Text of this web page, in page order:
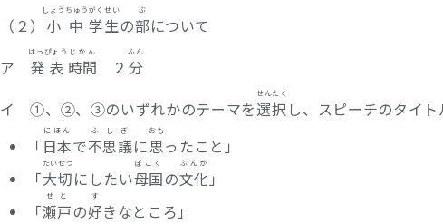
（２） 小中
しょうちゅう
学生
がくせい
の部
ぶ
について
ア 発表
はっぴょう
時間
じかん
２ 分
ふん
イ ①、②、③のいずれかのテーマを選択
せんたく
し、スピーチのタイト
「日本
にほん
で不思議
ふしぎ
に思
おも
ったこと」
「大切
たいせつ
にしたい母国
ぼこく
の文化
ぶんか
」
「瀬戸
せと
の好
す
きなところ」